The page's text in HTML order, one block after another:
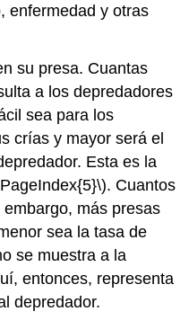
enfermedad y otras
su presa. Cuantas
a los depredadores
sea para los
crías y mayor será el
Esta es la
. Cuantos
más presas
sea la tasa de
se muestra a la
entonces, representa
depredador.